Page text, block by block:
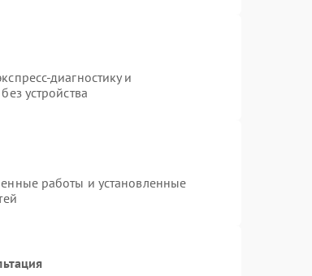
диагностику и
устройства
работы и установленные